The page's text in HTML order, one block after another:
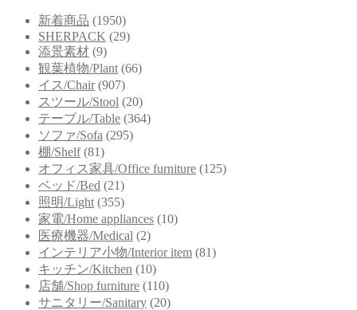
新着商品 (1950)
SHERPACK (29)
添景素材 (9)
観葉植物/Plant (66)
イス/Chair (907)
スツール/Stool (20)
テーブル/Table (364)
ソファ/Sofa (295)
棚/Shelf (81)
オフィス家具/Office furniture (125)
ベッド/Bed (21)
照明/Light (355)
家電/Home appliances (10)
医療機器/Medical (2)
インテリア小物/Interior item (81)
キッチン/Kitchen (10)
店舗/Shop furniture (110)
サニタリー/Sanitary (20)